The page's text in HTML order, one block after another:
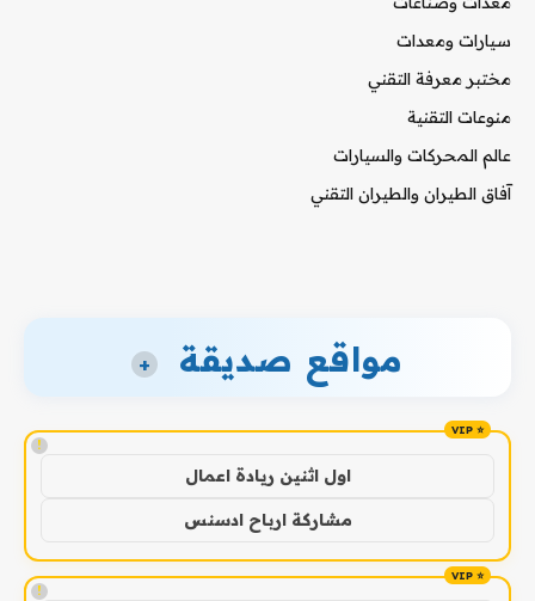
سيارات ومعدات
مختبر معرفة التقني
منوعات التقنية
عالم المحركات والسيارات
آفاق الطيران والطيران التقني
مواقع صديقة +
!
اول اثنين ريادة اعمال
مشاركة ارباح ادسنس
!